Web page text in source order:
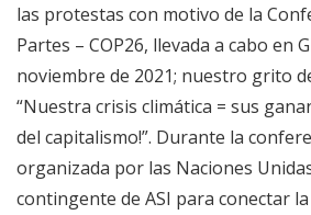
las protestas con motivo de la
Partes – COP26, llevada a cabo en
noviembre de 2021; nuestro grito
“Nuestra crisis climática = sus
del capitalismo!”. Durante la
organizada por las Naciones
contingente de ASI para conectar